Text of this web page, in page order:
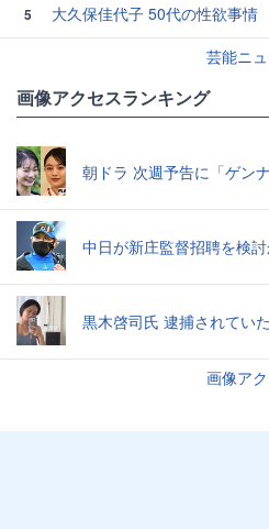
5
大久保佳代子 50代の性欲事情
芸能ニ
画像アクセスランキング
朝ドラ 次週予告に「ゲンナ
中日が新庄監督招聘を検
黒木啓司氏 逮捕されてい
画像ア